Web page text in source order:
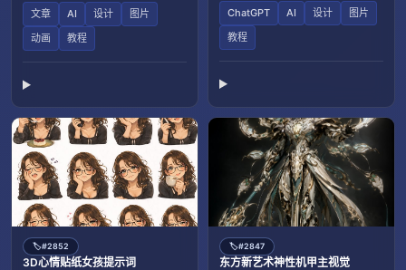
文章 AI 设计
图片
动画
教程
ChatGPT AI 设计
图片
教程
🏷️#2852
3D心情贴纸女孩提示词
🏷️#2847
东方新艺术神性机甲主视觉